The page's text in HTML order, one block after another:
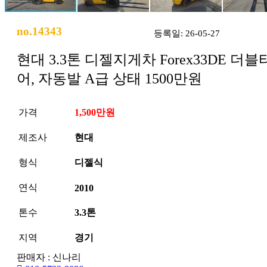
no.14343 등록일: 26-05-27
현대 3.3톤 디젤지게차 Forex33DE 더블
어, 자동발 A급 상태 1500만원
가격 1,500만원
제조사 현대
형식 디젤식
연식 2010
톤수 3.3톤
지역
경기
판매자 : 신나리